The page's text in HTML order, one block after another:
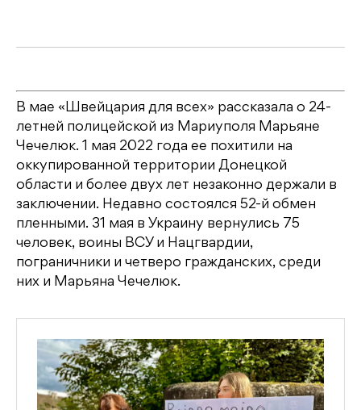
В мае «Швейцария для всех» рассказала о 24-
летней полицейской из Мариуполя Марьяне
Чечелюк. 1 мая 2022 года ее похитили на
оккупированной территории Донецкой
области и более двух лет незаконно держали в
заключении. Недавно состоялся 52-й обмен
пленными. 31 мая в Украину вернулись 75
человек, воины ВСУ и Нацгвардии,
пограничники и четверо гражданских, среди
них и Марьяна Чечелюк.